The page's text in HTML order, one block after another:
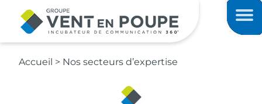
Accueil > Nos secteurs d’expertise